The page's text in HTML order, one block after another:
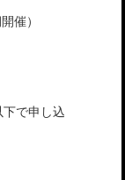
催）
で申し込